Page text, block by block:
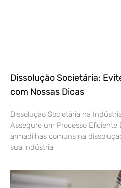
Dissolução Societária:
com Nossas Dicas
Dissolução Societária na
Assegure um Processo
armadilhas comuns na
sua indústria